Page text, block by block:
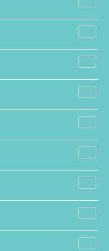
2
3
4
1
1
1
3
1